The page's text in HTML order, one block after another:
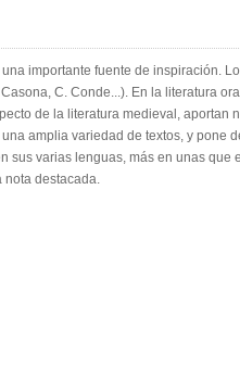
importante fuente de inspiración.
C. Conde...). En la literatura
de la literatura medieval, aportan
amplia variedad de textos, y pone
sus varias lenguas, más en unas que
nota destacada.